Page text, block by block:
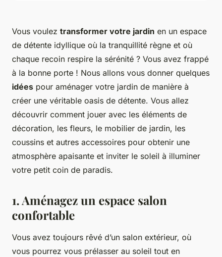
Vous voulez transformer votre jardin en un espace
de détente idyllique où la tranquillité règne et où
chaque recoin respire la sérénité ? Vous avez frappé
à la bonne porte ! Nous allons vous donner quelques
idées pour aménager votre jardin de manière à
créer une véritable oasis de détente. Vous allez
découvrir comment jouer avec les éléments de
décoration, les fleurs, le mobilier de jardin, les
coussins et autres accessoires pour obtenir une
atmosphère apaisante et inviter le soleil à illuminer
votre petit coin de paradis.
1. Aménagez un espace salon
confortable
Vous avez toujours rêvé d’un salon extérieur, où
vous pourrez vous prélasser au soleil tout en